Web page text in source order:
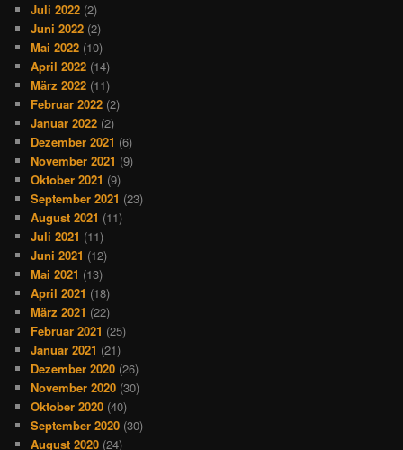
Juli 2022 (2)
Juni 2022 (2)
Mai 2022 (10)
April 2022 (14)
März 2022 (11)
Februar 2022 (2)
Januar 2022 (2)
Dezember 2021 (6)
November 2021 (9)
Oktober 2021 (9)
September 2021 (23)
August 2021 (11)
Juli 2021 (11)
Juni 2021 (12)
Mai 2021 (13)
April 2021 (18)
März 2021 (22)
Februar 2021 (25)
Januar 2021 (21)
Dezember 2020 (26)
November 2020 (30)
Oktober 2020 (40)
September 2020 (30)
August 2020 (24)